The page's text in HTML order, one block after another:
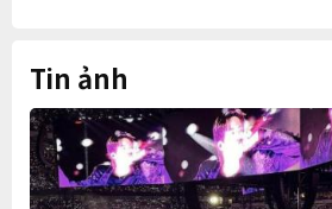
Tin ảnh